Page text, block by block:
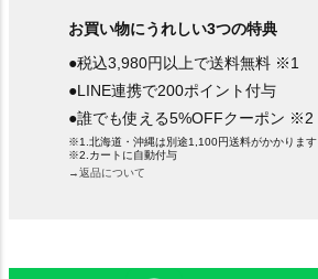
お買い物にうれしい3つの特典
●税込3,980円以上で送料無料 ※1
●LINE連携で200ポイント付与
●誰でも使える5%OFFクーポン ※2
※1.北海道・沖縄は別途1,100円送料がかかります
※2.カートに自動付与
→返品について